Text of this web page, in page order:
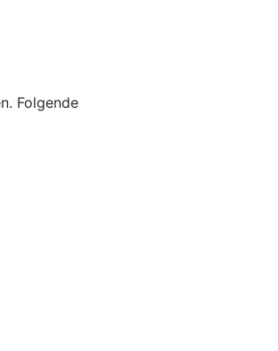
Folgende